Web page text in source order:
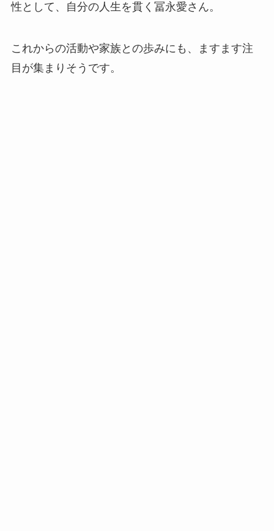
性として、自分の人生を貫く冨永愛さん。
これからの活動や家族との歩みにも、ますます注
目が集まりそうです。